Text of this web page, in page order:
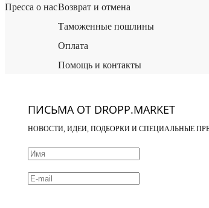
Пресса о насВозврат и отмена
Таможенные пошлины
Оплата
Помощь и контакты
ПИСЬМА ОТ DROPP.MARKET
НОВОСТИ, ИДЕИ, ПОДБОРКИ И СПЕЦИАЛЬНЫЕ